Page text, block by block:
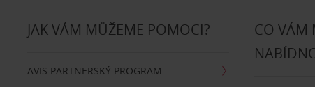
JAK VÁM MŮŽEME POMOCI?
AVIS PARTNERSKÝ PROGRAM
CO VÁM